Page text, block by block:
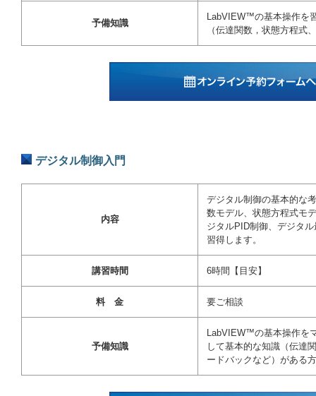
予備知識
LabVIEW™の基本操作を
（伝達関数，状態方程式
デジタル制御入門
内容
デジタル制御の基本的な
数モデル、状態方程式モ
ジタルPID制御、デジタ
習得します。
講習時間 6時間【目安】
料 金 要ご相談
予備知識
LabVIEW™の基本操作を
して基本的な知識（伝達
ードバックなど）がある